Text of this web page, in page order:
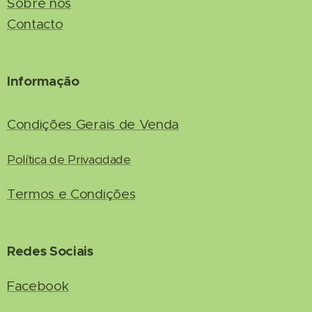
Sobre nós
Contacto
Informação
Condições Gerais de Venda
Política de Privacidade
Termos e Condições
Redes Sociais
Facebook